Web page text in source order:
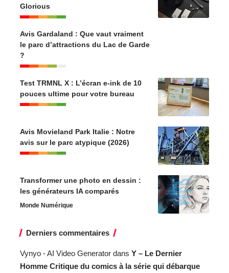
Glorious
Avis Gardaland : Que vaut vraiment
le parc d’attractions du Lac de Garde
?
Test TRMNL X : L’écran e-ink de 10
pouces ultime pour votre bureau
Avis Movieland Park Italie : Notre
avis sur le parc atypique (2026)
Transformer une photo en dessin :
les générateurs IA comparés
Monde Numérique
Derniers commentaires
Vynyo - AI Video Generator dans Y – Le Dernier
Homme Critique du comics à la série qui débarque